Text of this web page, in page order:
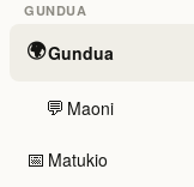
GUNDUA
🌍Gundua
💬 Maoni
📅 Matukio